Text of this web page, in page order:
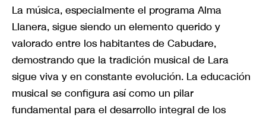
La música, especialmente el programa Alma
Llanera, sigue siendo un elemento querido y
valorado entre los habitantes de Cabudare,
demostrando que la tradición musical de Lara
sigue viva y en constante evolución. La educación
musical se configura así como un pilar
fundamental para el desarrollo integral de los